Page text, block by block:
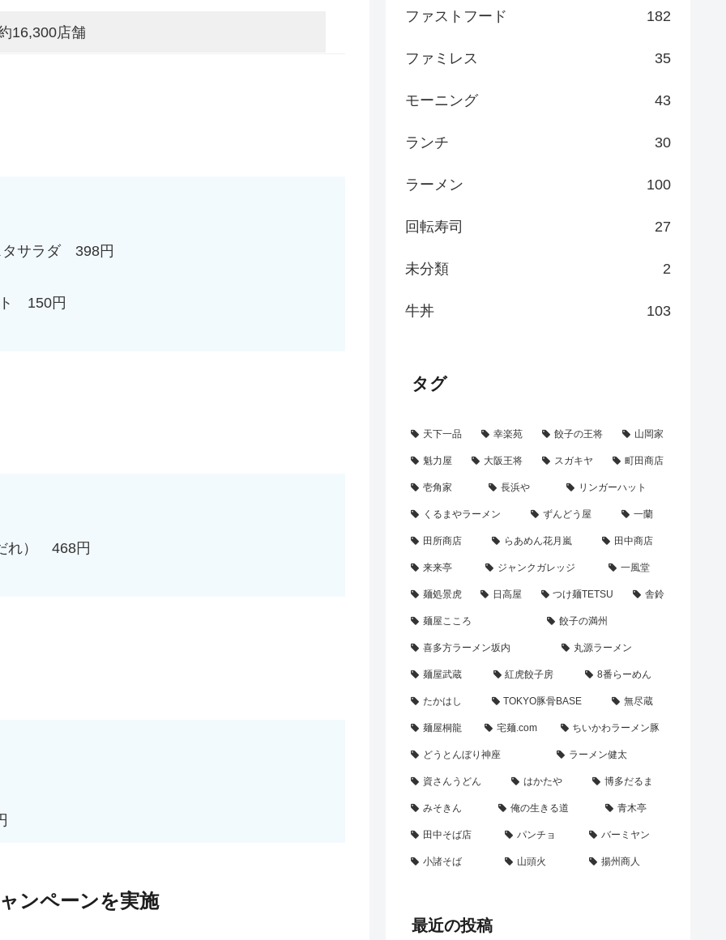
16,300店舗
タサラダ 398円
ト 150円
れ） 468円
ンペーンを実施
ファストフード 182
ファミレス 35
モーニング 43
ランチ 30
ラーメン 100
回転寿司 27
未分類 2
牛丼 103
タグ
天下一品 幸楽苑 餃子の王将 山岡家
魁力屋 大阪王将 スガキヤ 町田商店
壱角家 長浜や リンガーハット
くるまやラーメン ずんどう屋 一蘭
田所商店 らあめん花月嵐 田中商店
来来亭 ジャンクガレッジ 一風堂
麺処景虎 日高屋 つけ麺TETSU 舎鈴
麺屋こころ 餃子の満州
喜多方ラーメン坂内 丸源ラーメン
麺屋武蔵 紅虎餃子房 8番らーめん
たかはし TOKYO豚骨BASE 無尽蔵
麺屋桐龍 宅麺.com ちいかわラーメン豚
どうとんぼり神座 ラーメン健太
資さんうどん はかたや 博多だるま
みそきん 俺の生きる道 青木亭
田中そば店 パンチョ バーミヤン
小諸そば 山頭火 揚州商人
最近の投稿